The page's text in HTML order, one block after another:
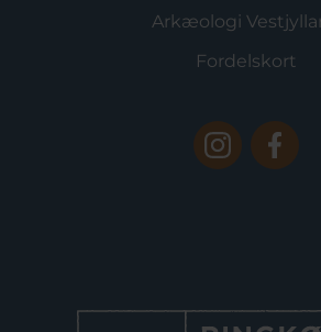
Arkæologi
Fordelskort